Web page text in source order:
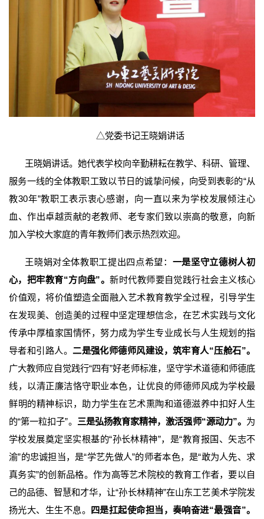
△党委书记王晓娟讲话
王晓娟讲话。她代表学校向辛勤耕耘在教学、科研、管理、
服务一线的全体教职工致以节日的诚挚问候，向受到表彰的“从
教30年”教职工表示衷心感谢，向一直以来为学校发展倾注心
血、作出卓越贡献的老教师、老专家们致以崇高的敬意，向新
加入学校大家庭的青年教师们表示热烈欢迎。
王晓娟对全体教职工提出四点希望： 一是坚守立德树人初
心，把牢教育“方向盘”。新时代教师要自觉践行社会主义核心
价值观，将价值塑造全面融入艺术教育教学全过程，引导学生
在发现美、创造美的过程中坚定理想信念，在艺术实践与文化
传承中厚植家国情怀，努力成为学生专业成长与人生规划的指
导者和引路人。 二是强化师德师风建设，筑牢育人“压舱石”。
广大教师应自觉践行“四有”好老师标准，坚守学术道德和师德底
线，以清正廉洁恪守职业本色，让优良的师德师风成为学校最
鲜明的精神标识，助力学生在艺术熏陶和道德滋养中扣好人生
的“第一粒扣子”。 三是弘扬教育家精神，激活强师“源动力”。 为
学校发展奠定坚实根基的“孙长林精神”，是“教育报国、矢志不
渝”的忠诚担当，是“学艺先做人”的师者本色，是“敢为人先、求
真务实”的创新品格。作为高等艺术院校的教育工作者，要以自
己的品德、智慧和才华，让“孙长林精神”在山东工艺美术学院发
扬光大、生生不息。 四是扛起使命担当，奏响奋进“最强音”。